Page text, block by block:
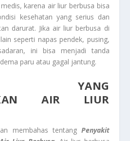
karena air liur berbusa bisa
kesehatan yang serius dan
darurat. Jika air liur berbusa di
seperti napas pendek, pusing,
ini bisa menjadi tanda
paru atau gagal jantung.
YANG
AIR LIUR
membahas tentang Penyakit